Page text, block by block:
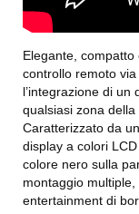
Elegante,
controllo remoto via
l’integrazione di un
qualsiasi zona della
Caratterizzato da
display a colori
colore nero sulla
montaggio
entertainment di